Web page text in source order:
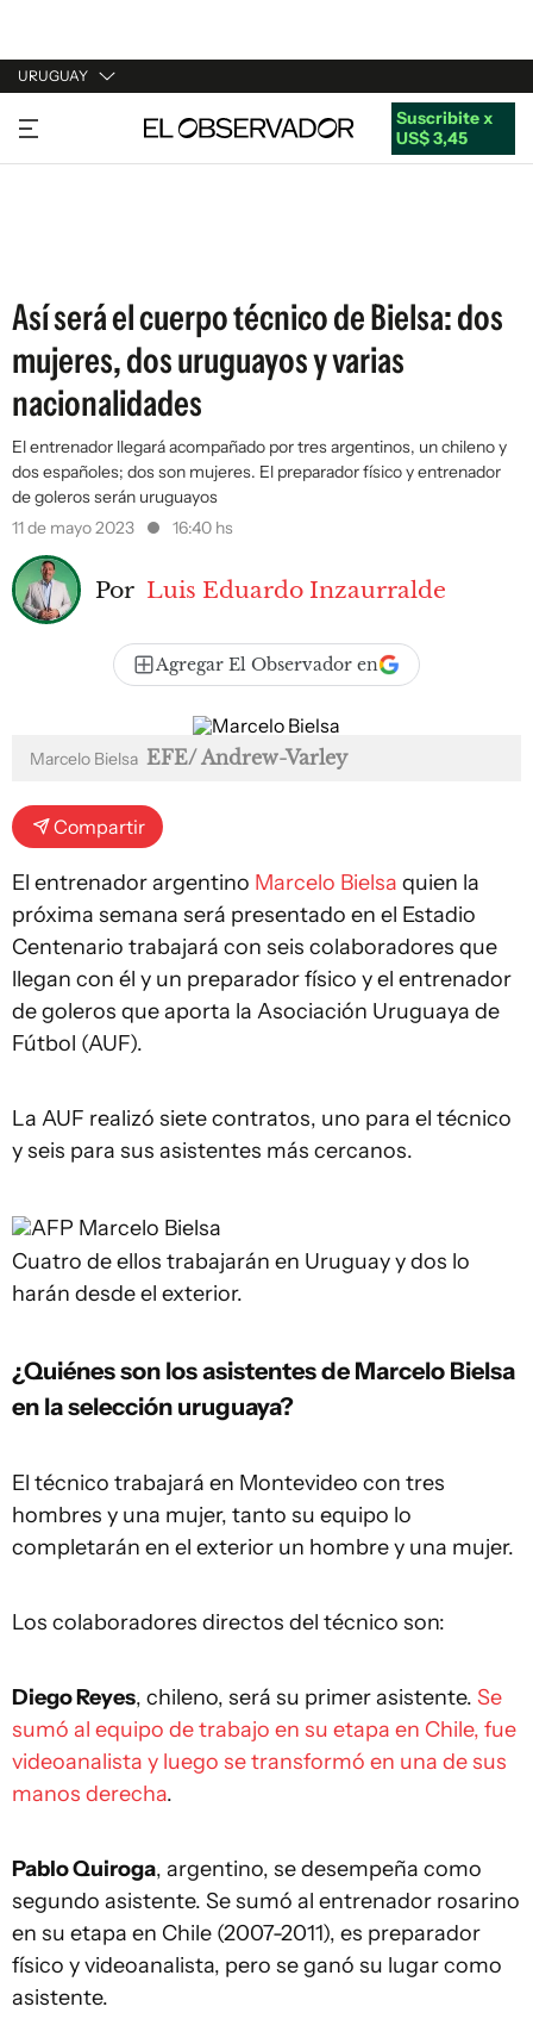
URUGUAY
URUGUAY
ARGENTINA
Suscribite x
US$ 3,45
Así será el cuerpo técnico de Bielsa: dos
mujeres, dos uruguayos y varias
nacionalidades
El entrenador llegará acompañado por tres argentinos, un chileno y
dos españoles; dos son mujeres. El preparador físico y entrenador
de goleros serán uruguayos
11 de mayo 2023
16:40 hs
Por Luis Eduardo Inzaurralde
Agregar El Observador en
Marcelo Bielsa EFE/ Andrew-Varley
Compartir
El entrenador argentino Marcelo Bielsa quien la
próxima semana será presentado en el Estadio
Centenario trabajará con seis colaboradores que
llegan con él y un preparador físico y el entrenador
de goleros que aporta la Asociación Uruguaya de
Fútbol (AUF).
La AUF realizó siete contratos, uno para el técnico
y seis para sus asistentes más cercanos.
AFP Marcelo Bielsa
Cuatro de ellos trabajarán en Uruguay y dos lo
harán desde el exterior.
¿Quiénes son los asistentes de Marcelo Bielsa
en la selección uruguaya?
El técnico trabajará en Montevideo con tres
hombres y una mujer, tanto su equipo lo
completarán en el exterior un hombre y una mujer.
Los colaboradores directos del técnico son:
Diego Reyes, chileno, será su primer asistente. Se
sumó al equipo de trabajo en su etapa en Chile, fue
videoanalista y luego se transformó en una de sus
manos derecha.
Pablo Quiroga, argentino, se desempeña como
segundo asistente. Se sumó al entrenador rosarino
en su etapa en Chile (2007-2011), es preparador
físico y videoanalista, pero se ganó su lugar como
asistente.